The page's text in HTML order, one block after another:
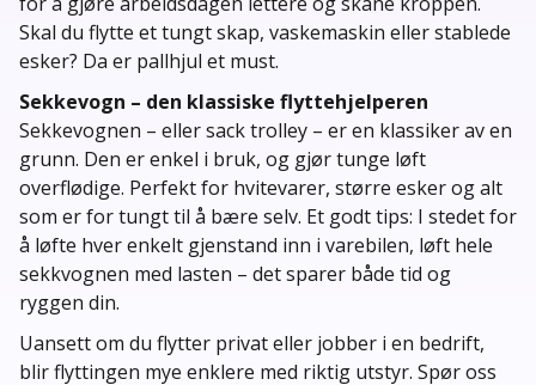
Skal du flytte et tungt skap, vaskemaskin eller stablede
esker? Da er pallhjul et must.
Sekkevogn – den klassiske flyttehjelperen
Sekkevognen – eller sack trolley – er en klassiker av en
grunn. Den er enkel i bruk, og gjør tunge løft
overflødige. Perfekt for hvitevarer, større esker og alt
som er for tungt til å bære selv. Et godt tips: I stedet for
å løfte hver enkelt gjenstand inn i varebilen, løft hele
sekkvognen med lasten – det sparer både tid og
ryggen din.
Uansett om du flytter privat eller jobber i en bedrift,
blir flyttingen mye enklere med riktig utstyr. Spør oss